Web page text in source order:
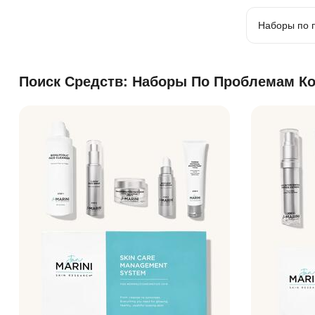
Поиск Средств: Наборы По Проблемам